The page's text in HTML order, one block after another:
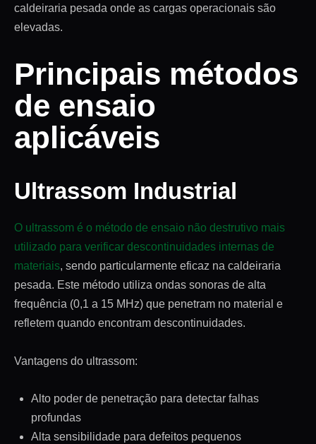
caldeiraria pesada onde as cargas operacionais são
elevadas.
Principais métodos
de ensaio
aplicáveis
Ultrassom Industrial
O ultrassom é o método de ensaio não destrutivo mais
utilizado para verificar descontinuidades internas de
materiais, sendo particularmente eficaz na caldeiraria
pesada. Este método utiliza ondas sonoras de alta
frequência (0,1 a 15 MHz) que penetram no material e
refletem quando encontram descontinuidades.
Vantagens do ultrassom:
Alto poder de penetração para detectar falhas
profundas
Alta sensibilidade para defeitos pequenos